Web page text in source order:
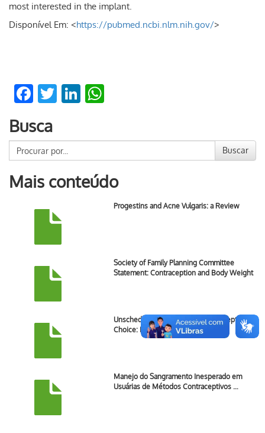
most interested in the implant.
Disponível Em: <https://pubmed.ncbi.nlm.nih.gov/>
Facebook
TwitterLinkedIn
Busca
Buscar
Mais conteúdo
Progestins and Acne Vulgaris: a Review
Society of Family Planning Committee
Statement: Contraception and Body Weight
Unscheduled Bleeding and Contraceptive
Choice: Increasing …
Manejo do Sangramento Inesperado em
Usuárias de Métodos Contraceptivos …